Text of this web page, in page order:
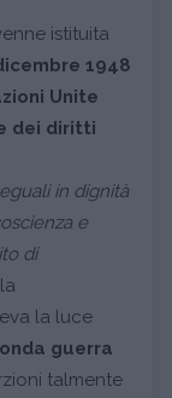
istituita
1948
Unite
dei diritti
in dignità
e
di
la luce
guerra
talmente